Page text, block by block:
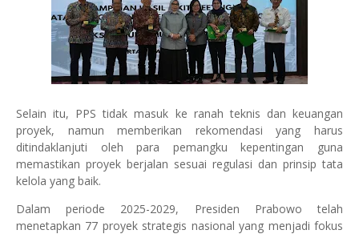
Selain itu, PPS tidak masuk ke ranah teknis dan keuangan
proyek, namun memberikan rekomendasi yang harus
ditindaklanjuti oleh para pemangku kepentingan guna
memastikan proyek berjalan sesuai regulasi dan prinsip tata
kelola yang baik.
Dalam periode 2025-2029, Presiden Prabowo telah
menetapkan 77 proyek strategis nasional yang menjadi fokus